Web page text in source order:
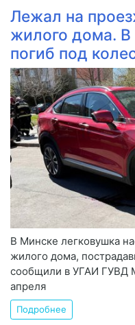
Лежал на
жилого дома.
погиб под
В Минске легковушка
жилого дома,
сообщили в УГАИ ГУВД
апреля
Подробнее